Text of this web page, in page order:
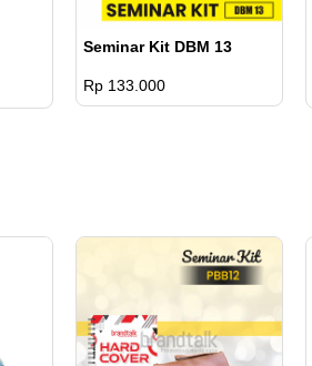
Seminar Kit DBM 13
Rp 133.000